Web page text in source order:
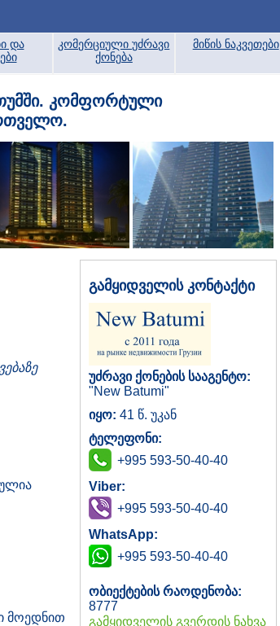
და
კომერციული უძრავი
ქონება
მიწის ნაკვეთები
კომფორტული
მოედნით
გამყიდველის კონტაქტი
უძრავი ქონების სააგენტო:
"New Batumi"
იყო: 41 წ. უკან
ტელეფონი:
+995 593-50-40-40
Viber:
+995 593-50-40-40
WhatsApp:
+995 593-50-40-40
ობიექტების რაოდენობა:
8777
გამყიდველის გვერდის ნახვა